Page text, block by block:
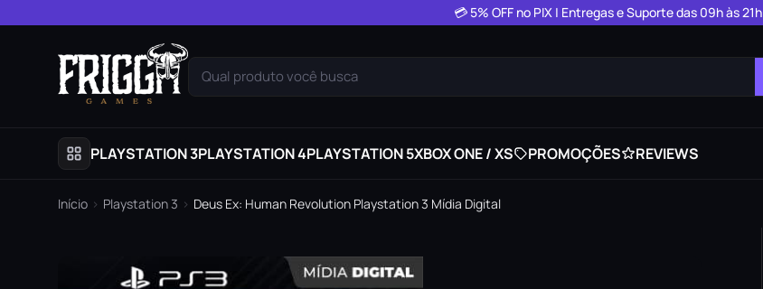
💳 5% OFF no PIX | Entregas e Suporte das 09h às 21h
Qual produto você busca
PLAYSTATION 3PLAYSTATION 4PLAYSTATION 5XBOX ONE / XS PROMOÇÕES REVIEWS
Início › Playstation 3 › Deus Ex: Human Revolution Playstation 3 Mídia Digital